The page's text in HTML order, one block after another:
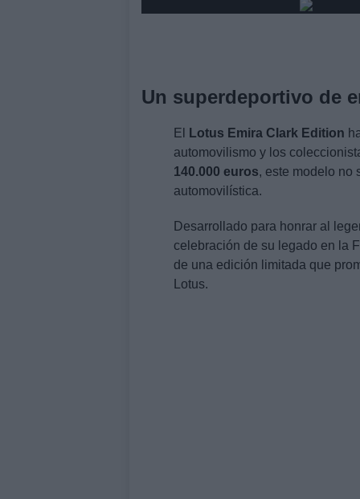
Un superdeportivo de
El Lotus Emira Clark Edition
automovilismo y los
140.000 euros, este modelo no
automovilística.
Desarrollado para honrar al
celebración de su legado en la
de una edición limitada que
Lotus.